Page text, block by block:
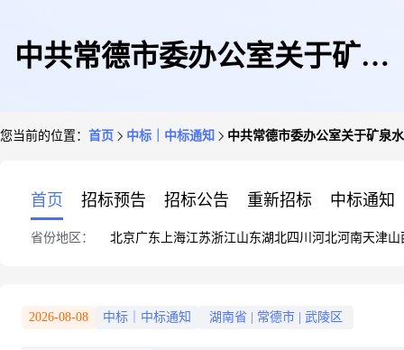
中共常德市委办公室关于矿泉
您当前的位置： 首页 中标｜中标通知 中共常德市委办公室关于矿泉
首页 招标预告 招标公告 重新招标 中标通知
省份地区： 北京广东 上海江苏浙江山东湖北四川 河北河南天津山
2026-08-08 中标｜中标通知 湖南省 常德市 武陵区